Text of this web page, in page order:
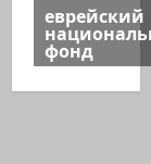
еврейский
фонд